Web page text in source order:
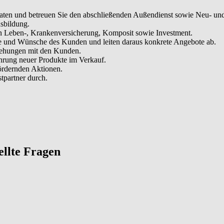
und betreuen Sie den abschließenden Außendienst sowie Neu-
, Krankenversicherung, Komposit sowie Investment.
Wünsche des Kunden und leiten daraus konkrete Angebote ab.
mit den Kunden.
neuer Produkte im Verkauf.
Aktionen.
durch.
Fragen